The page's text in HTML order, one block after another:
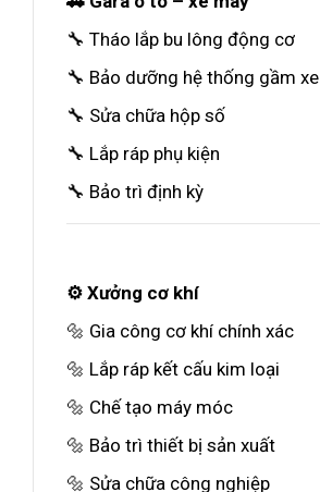
🔧 Tháo lắp bu lông động cơ
🔧 Bảo dưỡng hệ thống gầm xe
🔧 Sửa chữa hộp số
🔧 Lắp ráp phụ kiện
🔧 Bảo trì định kỳ
⚙️ Xưởng cơ khí
🔩 Gia công cơ khí chính xác
🔩 Lắp ráp kết cấu kim loại
🔩 Chế tạo máy móc
🔩 Bảo trì thiết bị sản xuất
🔩 Sửa chữa công nghiệp